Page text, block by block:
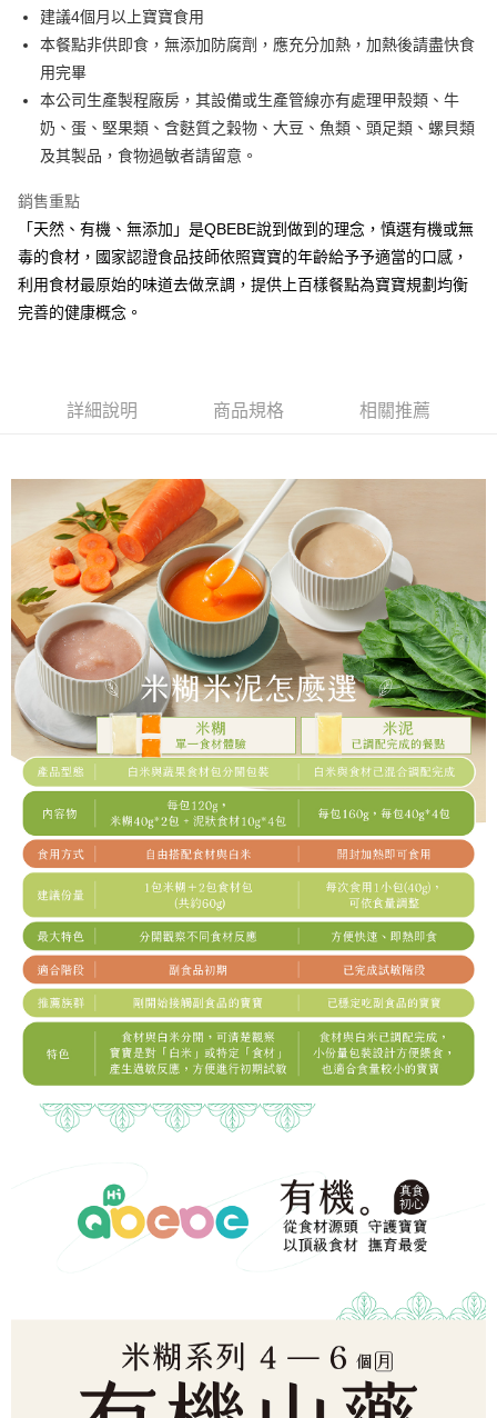
街口支付
悠遊付
全盈+PAY
大哥付你分期
相關說明
1.本服務由台灣大哥大提供，台灣大哥大用戶可立即使用無須另外申請。
2.付款方式選擇「大哥付你分期」，訂單成立後會自動跳轉到大哥付的交易
流程，驗證手機門號後，選擇欲分期的期數、繳款截止日，確認付款後即完
成交易。
3.實際核准額度、可分期數及費用金額請依後續交易確認頁面所載為準。
4.訂單成立30分鐘內，如未前往確認交易或遇審核未通過，訂單將自動取
醒簡訊。
1.本服務係由「台灣大哥大股份有限公司」（以下簡稱本公司）所提供，讓
用戶於交易時，得透過本服務購買商品或服務，並由商店將買賣／分期付款
買賣價金債權讓與本公司後，依約使用本公司帳單繳交帳款。
2.基於同意付款使用「大哥付你分期」之契約關係目的，商店將以您的個人
資料（包含姓名、電話或地址）提供予台灣大哥大進項蒐集、處理及利用，
由本公司與您本人進行分期帳單所需資料之確認、核對及更正。
3.完整用戶服務條款，請詳閱以下連結：https://oppay.tw/userRule
AFTEE先享後付
相關說明
【關於「AFTEE先享後付」】
AFTEE先享後付是「在收到商品之後才付款」的支付方式。 讓您購物簡單
便利好安心！
１．簡單：不需註冊會員、不需綁卡、不需儲值。
１．於結帳方式選擇「AFTEE先享後付」後，將跳轉至「AFTEE先享後付」
３．收到繳費通知簡訊後14天內，點擊此簡訊中的連結，可透過四大超商／
ATM／網路銀行／等多元方式進行付款，方視為交易完成。
※ 請注意：結帳手續完成當下不需立刻繳費，但若您需要取消訂單，請聯絡
購買商品的店家。未經商家同意取消之訂單仍視為有效，需透過AFTEE先享
後付繳納相關費用。
※ 交易是否成功請以「AFTEE先享後付 」之結帳頁面顯示為準，若有關於
是否繳費成功／繳費後需取消欲退款等相關疑問，請聯繫「AFTEE先享後付
客戶支援中心」
https://netprotections.freshdesk.com/support/home
【注意事項】
１．透過由恩沛科技股份有限公司提供之「AFTEE先享後付」服務完成之交
易，需依本服務之必要範圍內提供個人資料，並將交易相關給付款項請求債
權轉讓予恩沛科技股份有限公司。
２．關於個人資料處理事宜，請瀏覽以下網址：
https://aftee.tw/terms/#terms3
３．未成年的使用者請事先徵得法定代理人或監護人之同意方可使用
「AFTEE先享後付」，若未經同意申辦者引起之損失，本公司不負相關責
任。
４．使用「AFTEE先享後付」時，將依據個別帳號之用戶狀況，依本公司即
時審查核予不同之上限額度；若仍有額度不足之情形，本公司將視審查結果
請求用戶進行身份認證。
５．嚴禁一人註冊多個帳號或使用他人資訊註冊。若發現惡意使用之情形，
恩沛科技股份有限公司將有權停止該用戶之使用額度並採取法律行動。
冷凍宅配-本島
每筆NT$150，滿NT$1,500(含以上)免運費
冷凍宅配-離島
每筆NT$260
建議4個月以上寶寶食用
本餐點非供即食，無添加防腐劑，應充分加熱，加熱後請盡快食
用完畢
本公司生產製程廠房，其設備或生產管線亦有處理甲殼類、牛
奶、蛋、堅果類、含麩質之穀物、大豆、魚類、頭足類、螺貝類
及其製品，食物過敏者請留意。
銷售重點
「天然、有機、無添加」是QBEBE說到做到的理念，慎選有機或無
毒的食材，國家認證食品技師依照寶寶的年齡給予予適當的口感，
利用食材最原始的味道去做烹調，提供上百樣餐點為寶寶規劃均衡
完善的健康概念。
詳細說明 商品規格 相關推薦